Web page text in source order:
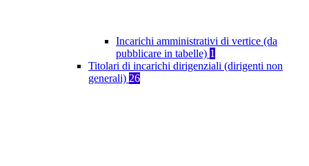
Incarichi amministrativi di vertice (da
pubblicare in tabelle) 1
Titolari di incarichi dirigenziali (dirigenti non
generali) 26